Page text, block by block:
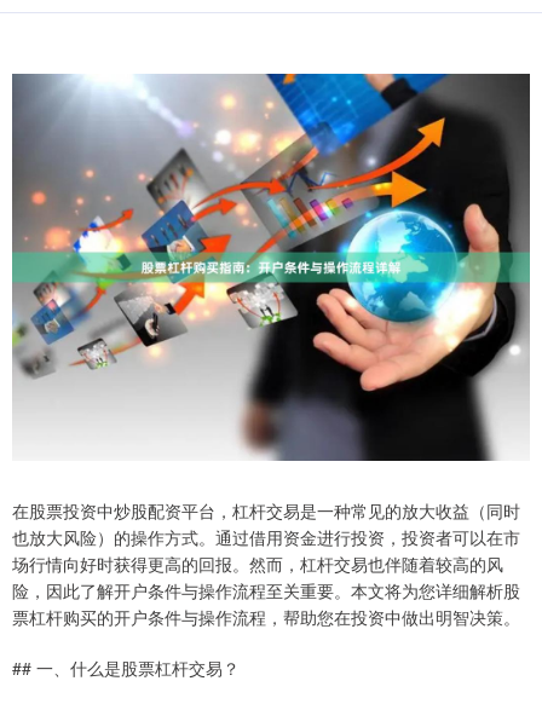
在股票投资中炒股配资平台，杠杆交易是一种常见的放大收益（同时
也放大风险）的操作方式。通过借用资金进行投资，投资者可以在市
场行情向好时获得更高的回报。然而，杠杆交易也伴随着较高的风
险，因此了解开户条件与操作流程至关重要。本文将为您详细解析股
票杠杆购买的开户条件与操作流程，帮助您在投资中做出明智决策。
## 一、什么是股票杠杆交易？